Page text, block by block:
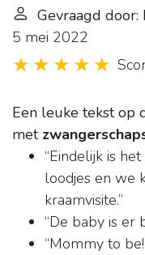
Gevraagd
5 mei 2022
Een leuke tekst op
met
“Eindelijk is
loodjes en we
kraamvisite.”
“De baby is er
“Mommy to be!